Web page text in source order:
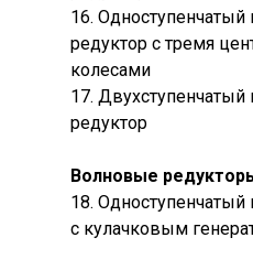
16. Одноступенчатый
редуктор с тремя
колесами
17. Двухступенчатый
редуктор
Волновые
18.
с кулачковым